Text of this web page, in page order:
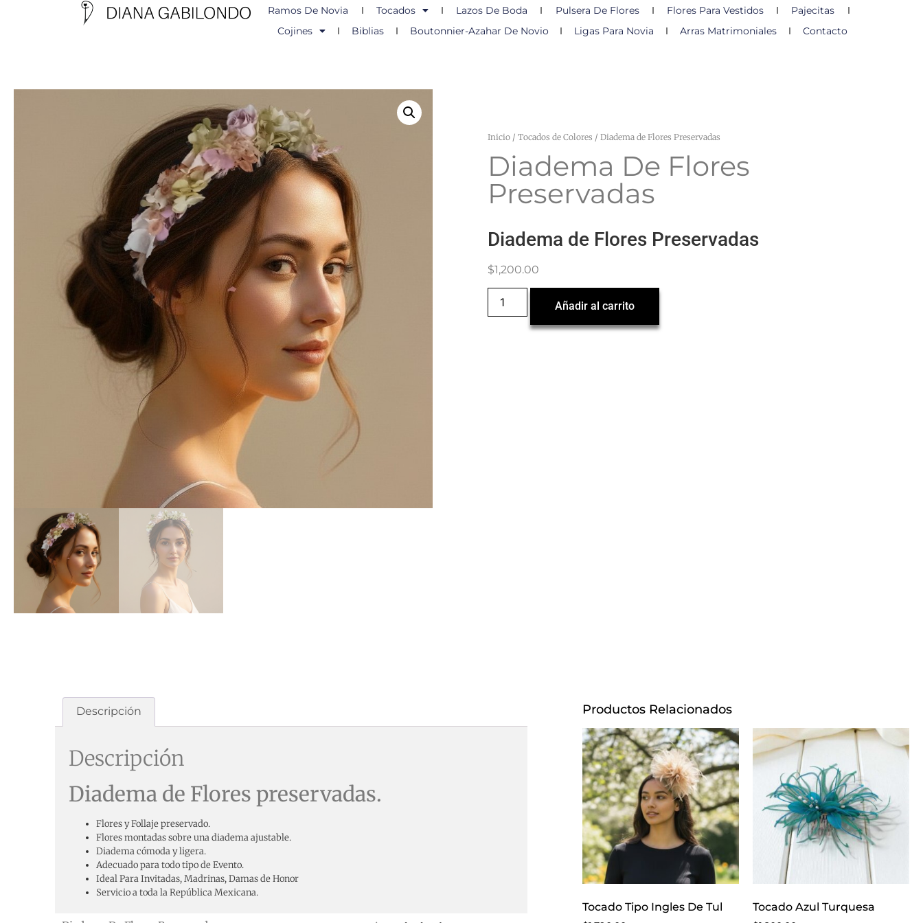
Ramos De Novia Tocados Lazos De Boda Pulsera De Flores Flores Para Vestidos
Pajecitas
Cojines
Biblias Boutonnier-Azahar De Novio Ligas Para Novia Arras Matrimoniales Contacto
Inicio /Tocados de Colores / Diadema de Flores Preservadas
Diadema De Flores
Preservadas
Diadema de Flores Preservadas
$1,200.00
Añadir al carrito
Descripción
Descripción
Diadema de Flores preservadas.
Flores y Follaje preservado.
Flores montadas sobre una diadema ajustable.
Diadema cómoda y ligera.
Adecuado para todo tipo de Evento.
Ideal Para Invitadas, Madrinas, Damas de Honor
Servicio a toda la República Mexicana.
Productos Relacionados
Tocado Tipo Ingles De Tul Tocado Azul Turquesa